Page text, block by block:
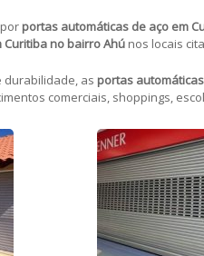
portas automáticas de aço em
Curitiba no bairro Ahú nos locais
durabilidade, as portas
comerciais, shoppings,